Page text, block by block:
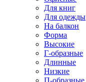
Для книг
Для одежды
На балкон
Форма
Высокие
Г-образные
Длинные
Низкие
П-образные